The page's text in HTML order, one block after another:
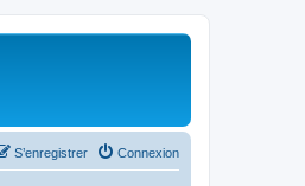
Connexion
S’enregistrer